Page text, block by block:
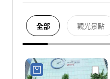
全部 觀光景點